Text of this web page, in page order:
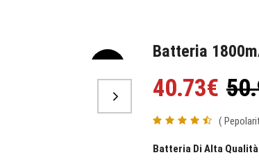
Batteria
40.73€
(
Batteria Di Alta